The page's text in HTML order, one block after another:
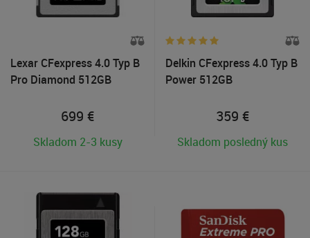
Lexar CFexpress 4.0 Typ B
Pro Diamond 512GB
699 €
Skladom 2-3 kusy
Delkin CFexpress 4.0 Typ B
Power 512GB
359 €
Skladom posledný kus